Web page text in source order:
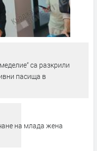
са разкрили
пасища в
на млада жена